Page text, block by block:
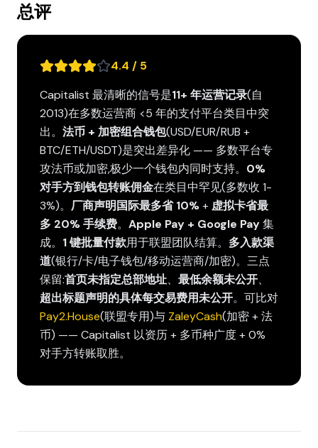
总评
4.4 / 5
Capitalist 最清晰的信号是11+ 年运营记录(自
2013)在多数运营商 <5 年的支付平台类目中突
出。 法币 + 加密组合钱包(USD/EUR/RUB +
BTC/ETH/USDT)是突出差异化 —— 多数平台专
攻法币或加密,极少一个钱包内同时支持。 0%
对手方到钱包转账佣金在类目中罕见(多数收 1-
3%)。 厂商声明国际最多省 10%+ 虚拟卡省最
多 20% 手续费。 Apple Pay + Google Pay集
成。 1 键批量付款用于联盟团队结算。 多入款渠
道(银行/卡/电子钱包/移动运营商/加密)。三点
保留:首页未指定总部地址、 最低余额未公开、
超出标题声明的具体每交易费用未公开。可比对
Pay2.House(联盟专用)与 ZaleyCash(加密 + 法
币) —— Capitalist 以资历 + 多币种广度 + 0%
对手方转账取胜。